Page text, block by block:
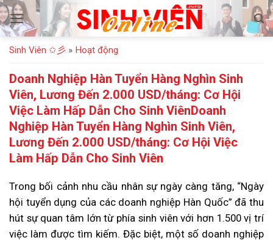
Bỏ
qua
nội
dung
Sinh Viên ✩彡 » Hoạt động
Doanh Nghiệp Hàn Tuyển Hàng Nghìn Sinh
Viên, Lương Đến 2.000 USD/tháng: Cơ Hội
Việc Làm Hấp Dẫn Cho Sinh ViênDoanh
Nghiệp Hàn Tuyển Hàng Nghìn Sinh Viên,
Lương Đến 2.000 USD/tháng: Cơ Hội Việc
Làm Hấp Dẫn Cho Sinh Viên
Trong bối cảnh nhu cầu nhân sự ngày càng tăng, “Ngày
hội tuyển dụng của các doanh nghiệp Hàn Quốc” đã thu
hút sự quan tâm lớn từ phía sinh viên với hơn 1.500 vị trí
việc làm được tìm kiếm. Đặc biệt, một số doanh nghiệp